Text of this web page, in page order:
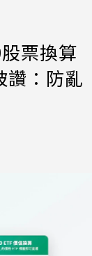
票換算
讚：防亂